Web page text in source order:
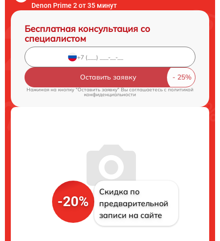
Denon Prime 2 от 35 минут
Бесплатная консультация со
специалистом
Оставить заявку
Нажимая на кнопку "Оставить заявку" Вы соглашаетесь c политикой
конфиденциальности
-20%
Скидка по
предварительной
записи на сайте